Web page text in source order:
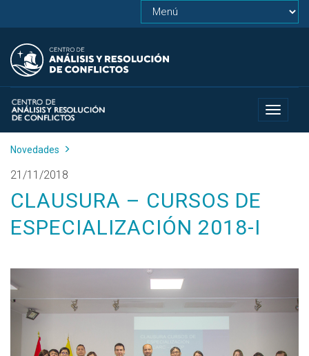
Toggle
Novedades
21/11/2018
CLAUSURA – CURSOS DE
ESPECIALIZACIÓN 2018-I